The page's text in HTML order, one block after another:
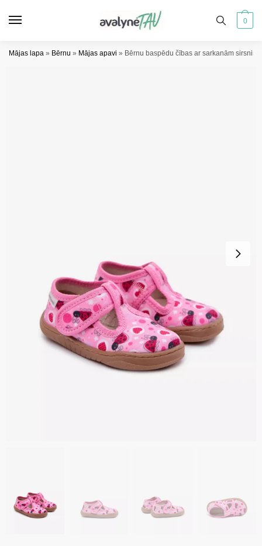
0
Mājas lapa » Bērnu » Mājas apavi » Bērnu baspēdu čības ar sarkanām